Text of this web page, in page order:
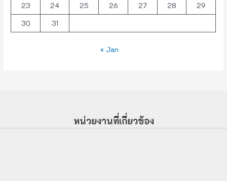
23 24 25 26 27 28 29
30 31
« Jan
หน่วยงานที่เกี่ยวข้อง